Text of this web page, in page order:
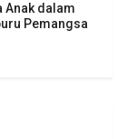
Anak dalam
Pemangsa